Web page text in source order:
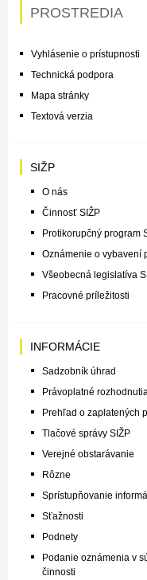
PROSTREDIA
Vyhlásenie o prístupnosti
Technická podpora
Mapa stránky
Textová verzia
SIŽP
O nás
Činnosť SIŽP
Protikorupčný program
Oznámenie o vybavení
Všeobecná legislatíva
Pracovné príležitosti
INFORMÁCIE
Sadzobník úhrad
Právoplatné
Prehľad o zaplatených
Tlačové správy SIŽP
Verejné obstarávanie
Rôzne
Sprístupňovanie
Sťažnosti
Podnety
Podanie oznámenia v
činnosti